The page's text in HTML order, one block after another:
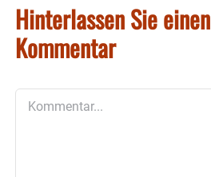
Hinterlassen Sie einen
Kommentar